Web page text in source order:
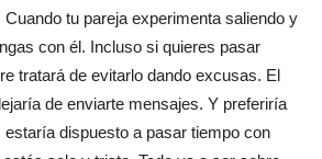
tu pareja experimenta saliendo y
con él. Incluso si quieres pasar
tratará de evitarlo dando excusas. El
de enviarte mensajes. Y preferiría
dispuesto a pasar tiempo con